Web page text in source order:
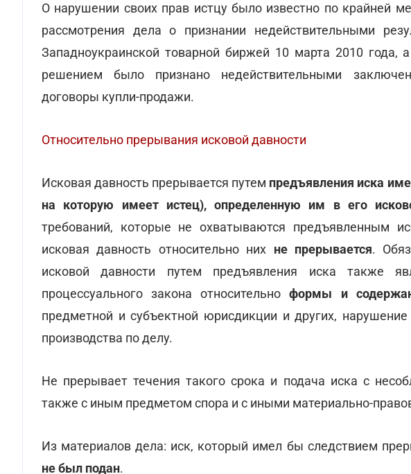
О нарушении своих прав истцу было известно по крайней
рассмотрения дела о признании недействительными
Западноукраинской товарной биржей 10 марта 2010 года,
решением было признано недействительными
договоры купли-продажи.
Относительно прерывания исковой давности
Исковая давность прерывается путем предъявления иска
на которую имеет истец), определенную им в его
требований, которые не охватываются предъявленным
исковая давность относительно них не прерывается.
исковой давности путем предъявления иска также
процессуального закона относительноформы и
предметной и субъектной юрисдикции и других,
производства по делу.
Не прерывает течения такого срока и подача иска с
также с иным предметом спора и с иными материально-
Из материалов дела: иск, который имел бы следствием
не был подан.